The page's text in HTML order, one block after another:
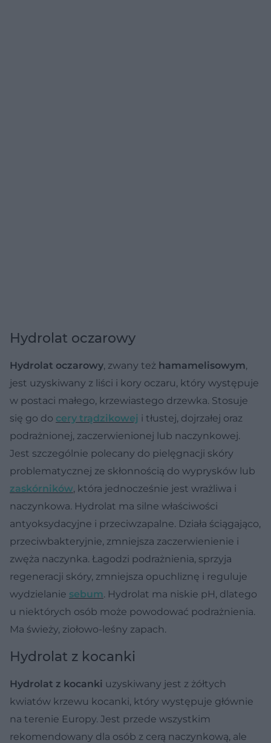
Hydrolat oczarowy
Hydrolat oczarowy, zwany też hamamelisowym,
jest uzyskiwany z liści i kory oczaru, który występuje
w postaci małego, krzewiastego drzewka. Stosuje
się go do cery trądzikowej i tłustej, dojrzałej oraz
podrażnionej, zaczerwienionej lub naczynkowej.
Jest szczególnie polecany do pielęgnacji skóry
problematycznej ze skłonnością do wyprysków lub
zaskórników, która jednocześnie jest wrażliwa i
naczynkowa. Hydrolat ma silne właściwości
antyoksydacyjne i przeciwzapalne. Działa ściągająco,
przeciwbakteryjnie, zmniejsza zaczerwienienie i
zwęża naczynka. Łagodzi podrażnienia, sprzyja
regeneracji skóry, zmniejsza opuchliznę i reguluje
wydzielanie sebum. Hydrolat ma niskie pH, dlatego
u niektórych osób może powodować podrażnienia.
Ma świeży, ziołowo-leśny zapach.
Hydrolat z kocanki
Hydrolat z kocanki uzyskiwany jest z żółtych
kwiatów krzewu kocanki, który występuje głównie
na terenie Europy. Jest przede wszystkim
rekomendowany dla osób z cerą naczynkową, ale